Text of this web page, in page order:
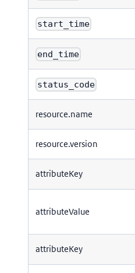
start_time
end_time
status_code
resource.name
resource.version
attributeKey
attributeValue
attributeKey